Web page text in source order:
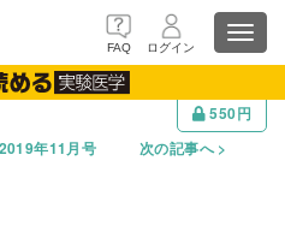
FAQ ログイン
550円
年11月号 次の記事へ